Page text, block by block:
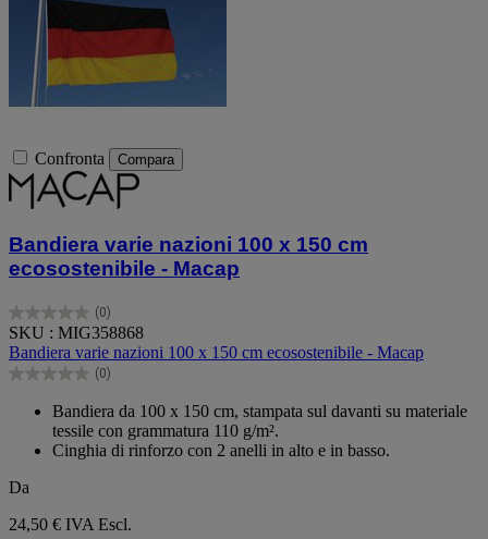
Confronta Compara
Bandiera varie nazioni 100 x 150 cm
ecosostenibile - Macap
(0)
0.0
su
5
stelle.
SKU : MIG358868
Bandiera varie nazioni 100 x 150 cm ecosostenibile - Macap
(0)
0.0
Bandiera da 100 x 150 cm, stampata sul davanti su materiale
tessile con grammatura 110 g/m².
Cinghia di rinforzo con 2 anelli in alto e in basso.
Da
24,50 € IVA Escl.